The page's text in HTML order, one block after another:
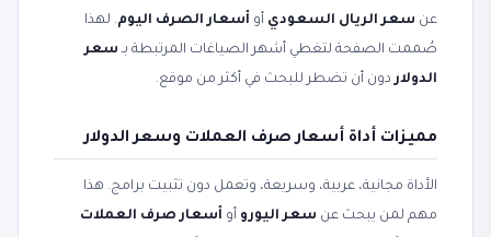
عن سعر الريال السعودي أو أسعار الصرف اليوم. لهذا
صُممت الصفحة لتغطي أشهر الصياغات المرتبطة بـ سعر
الدولاردون أن تضطر للبحث في أكثر من موقع.
مميزات أداة أسعار صرف العملات وسعر الدولار
الأداة مجانية، عربية، وسريعة، وتعمل دون تثبيت برامج. هذا
مهم لمن يبحث عن سعر اليورو أو أسعار صرف العملات